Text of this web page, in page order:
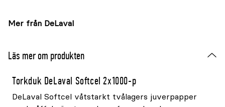
Mer från DeLaval
Läs mer om produkten
Torkduk DeLaval Softcel 2x1000-p
DeLaval Softcel våtstarkt tvålagers juverpapper